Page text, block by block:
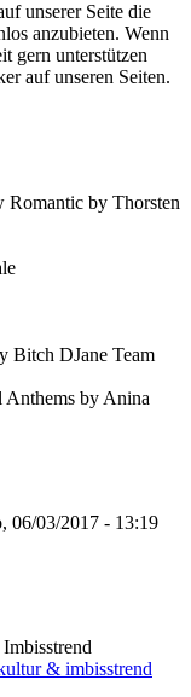
unserer Seite die
anzubieten. Wenn
gern unterstützen
auf unseren Seiten.
Romantic by Thorsten
Bitch DJane Team
Anthems by Anina
06/03/2017 - 13:19